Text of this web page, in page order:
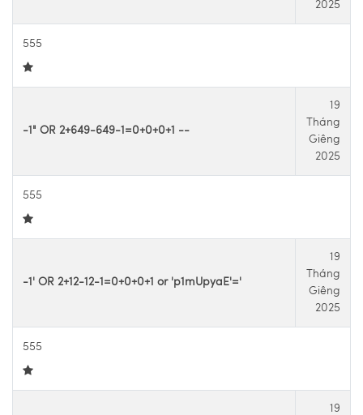
2025
555
-1" OR 2+649-649-1=0+0+0+1 --
19
Tháng
Giêng
2025
555
-1' OR 2+12-12-1=0+0+0+1 or 'p1mUpyaE'='
19
Tháng
Giêng
2025
555
19